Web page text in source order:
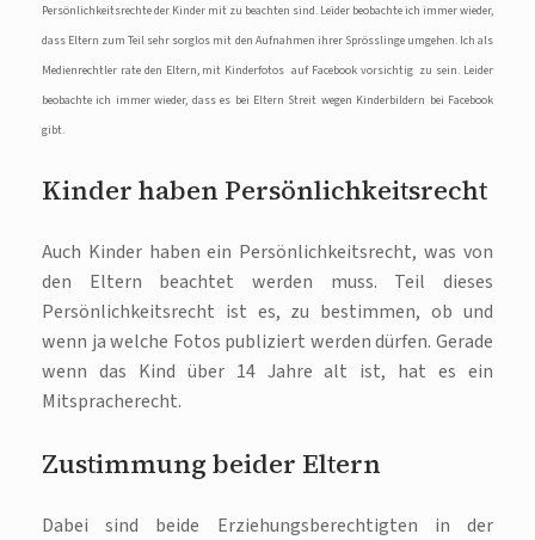
Persönlichkeitsrechte der Kinder mit zu beachten sind. Leider beobachte ich immer wieder,
dass Eltern zum Teil sehr sorglos mit den Aufnahmen ihrer Sprösslinge umgehen. Ich als
Medienrechtler rate den Eltern, mit Kinderfotos auf Facebook vorsichtig zu sein. Leider
beobachte ich immer wieder, dass es bei Eltern Streit wegen Kinderbildern bei Facebook
gibt.
Kinder haben Persönlichkeitsrecht
Auch Kinder haben ein Persönlichkeitsrecht, was von
den Eltern beachtet werden muss. Teil dieses
Persönlichkeitsrecht ist es, zu bestimmen, ob und
wenn ja welche Fotos publiziert werden dürfen. Gerade
wenn das Kind über 14 Jahre alt ist, hat es ein
Mitspracherecht.
Zustimmung beider Eltern
Dabei sind beide Erziehungsberechtigten in der